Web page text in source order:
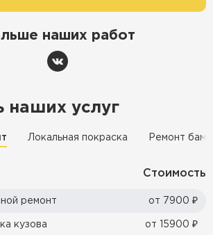
наших работ
наших услуг
Локальная покраска Ремонт
Стоимость
ремонт от 7900 ₽
кузова от 15900 ₽